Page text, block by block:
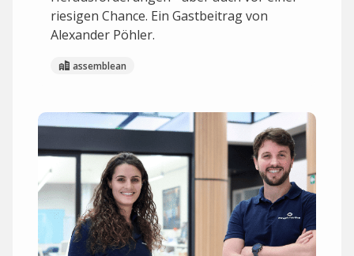
riesigen Chance. Ein Gastbeitrag von
Alexander Pöhler.
assemblean